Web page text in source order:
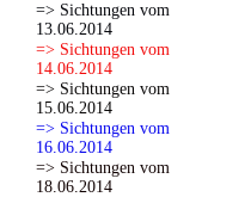
=> Sichtungen vom
13.06.2014
=> Sichtungen vom
14.06.2014
=> Sichtungen vom
15.06.2014
=> Sichtungen vom
16.06.2014
=> Sichtungen vom
18.06.2014